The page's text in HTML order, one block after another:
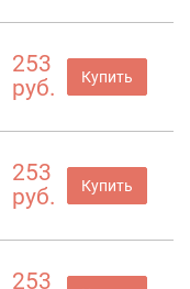
253
руб.
Купить
253
руб.
Купить
253